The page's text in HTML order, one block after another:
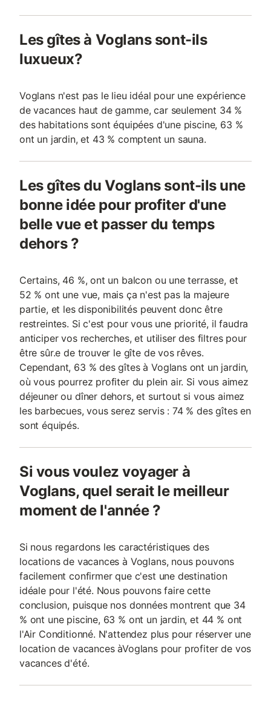
Les gîtes à Voglans sont-ils
luxueux?
Voglans n'est pas le lieu idéal pour une expérience
de vacances haut de gamme, car seulement 34 %
des habitations sont équipées d'une piscine, 63 %
ont un jardin, et 43 % comptent un sauna.
Les gîtes du Voglans sont-ils une
bonne idée pour profiter d'une
belle vue et passer du temps
dehors ?
Certains, 46 %, ont un balcon ou une terrasse, et
52 % ont une vue, mais ça n'est pas la majeure
partie, et les disponibilités peuvent donc être
restreintes. Si c'est pour vous une priorité, il faudra
anticiper vos recherches, et utiliser des filtres pour
être sûr.e de trouver le gîte de vos rêves.
Cependant, 63 % des gîtes à Voglans ont un jardin,
où vous pourrez profiter du plein air. Si vous aimez
déjeuner ou dîner dehors, et surtout si vous aimez
les barbecues, vous serez servis : 74 % des gîtes en
sont équipés.
Si vous voulez voyager à
Voglans, quel serait le meilleur
moment de l'année ?
Si nous regardons les caractéristiques des
locations de vacances à Voglans, nous pouvons
facilement confirmer que c'est une destination
idéale pour l'été. Nous pouvons faire cette
conclusion, puisque nos données montrent que 34
% ont une piscine, 63 % ont un jardin, et 44 % ont
l'Air Conditionné. N'attendez plus pour réserver une
location de vacances àVoglans pour profiter de vos
vacances d'été.